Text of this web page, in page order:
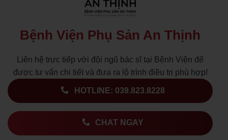
Bệnh Viện Phụ Sản An Thịnh
Liên hệ trực tiếp với đội ngũ bác sĩ tại Bệnh Viện để
được tư vấn chi tiết và đưa ra lộ trình điều trị phù hợp!
HOTLINE: 039.823.8228
CHAT NGAY